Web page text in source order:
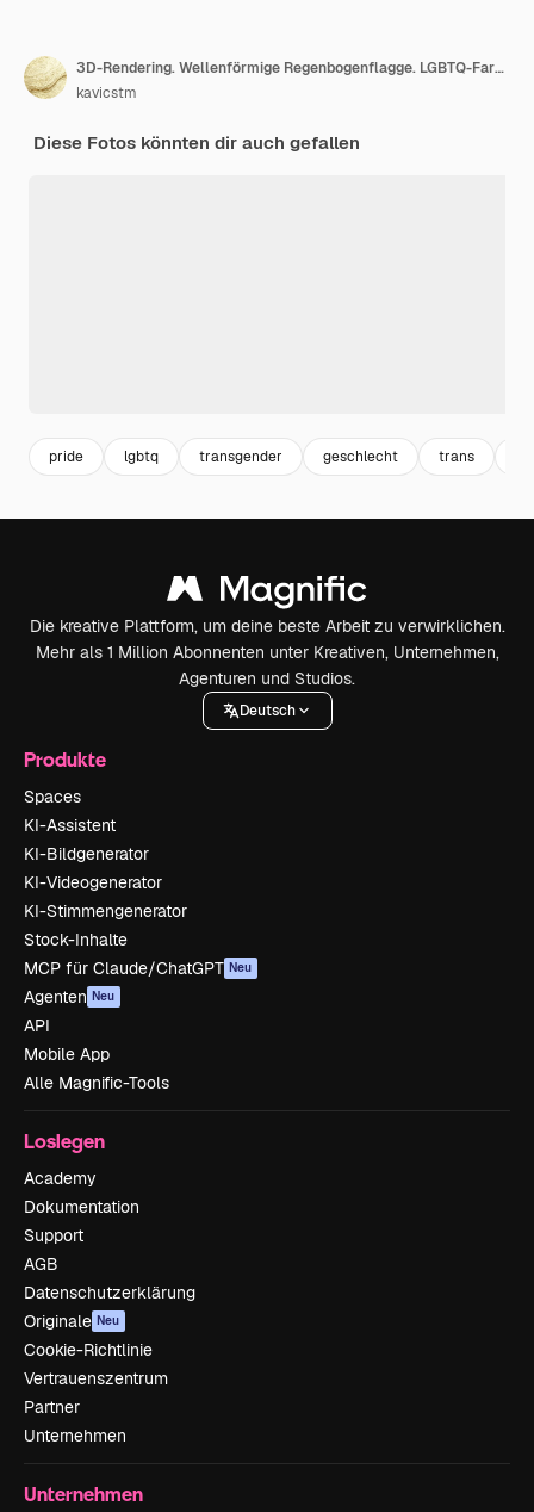
3D-Rendering. Wellenförmige Regenbogenflagge. LGBTQ-Farbe.
kavicstm
Diese Fotos könnten dir auch gefallen
pride lgbtq transgender geschlecht trans
Die kreative Plattform, um deine beste Arbeit zu verwirklichen.
Mehr als 1 Million Abonnenten unter Kreativen, Unternehmen,
Agenturen und Studios.
Deutsch
Produkte
Spaces
KI-Assistent
KI-Bildgenerator
KI-Videogenerator
KI-Stimmengenerator
Stock-Inhalte
MCP für Claude/ChatGPT Neu
Agenten Neu
API
Mobile App
Alle Magnific-Tools
Loslegen
Academy
Dokumentation
Support
AGB
Datenschutzerklärung
Originale Neu
Cookie-Richtlinie
Vertrauenszentrum
Partner
Unternehmen
Unternehmen